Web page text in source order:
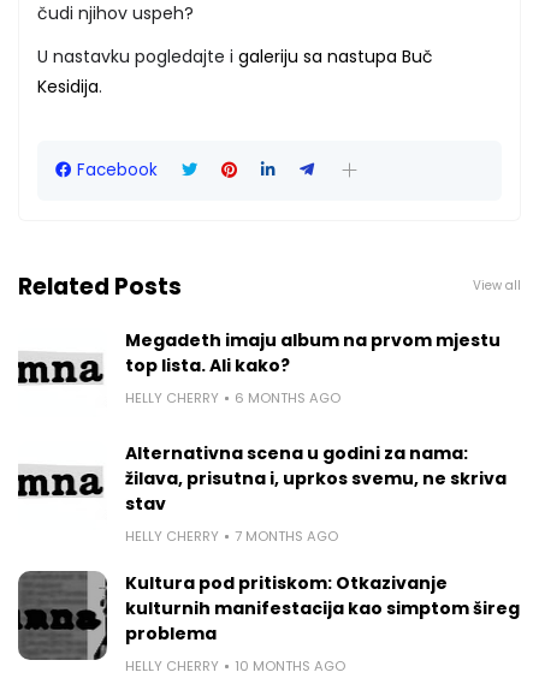
čudi njihov uspeh?
U nastavku pogledajte i galeriju sa nastupa Buč
Kesidija.
Facebook
Related Posts View all
Megadeth imaju album na prvom mjestu
top lista. Ali kako?
HELLY CHERRY 6 MONTHS AGO
Alternativna scena u godini za nama:
žilava, prisutna i, uprkos svemu, ne skriva
stav
HELLY CHERRY 7 MONTHS AGO
Kultura pod pritiskom: Otkazivanje
kulturnih manifestacija kao simptom šireg
problema
HELLY CHERRY 10 MONTHS AGO